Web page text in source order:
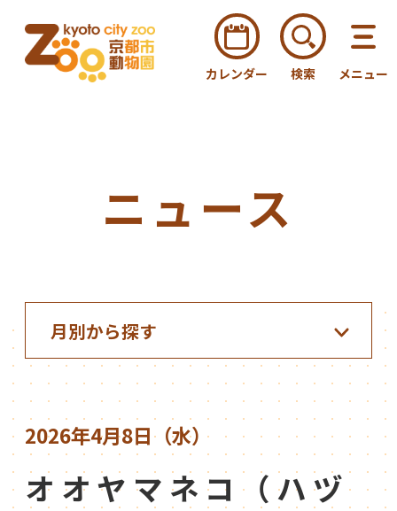
カレンダー 検索 メニュー
ニュース
2026年4月8日（水）
オオヤマネコ（ハヅ